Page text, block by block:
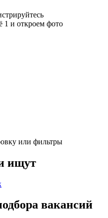
1 и откроем фото
или фильтры
ищут
вакансий